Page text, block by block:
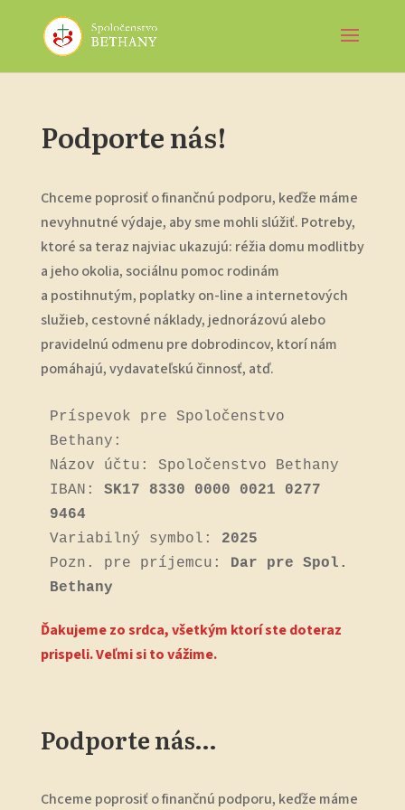
Podporte nás!
Chceme poprosiť o finančnú podporu, keďže máme
nevyhnutné výdaje, aby sme mohli slúžiť. Potreby,
ktoré sa teraz najviac ukazujú: réžia domu modlitby
a jeho okolia, sociálnu pomoc rodinám
a postihnutým, poplatky on-line a internetových
služieb, cestovné náklady, jednorázovú alebo
pravidelnú odmenu pre dobrodincov, ktorí nám
pomáhajú, vydavateľskú činnosť, atď.
Príspevok pre Spoločenstvo
Bethany:
Názov účtu: Spoločenstvo Bethany
IBAN: SK17 8330 0000 0021 0277
9464
Variabilný symbol: 2025
Pozn. pre príjemcu:
Dar pre Spol.
Bethany
Ďakujeme zo srdca, všetkým ktorí ste doteraz
prispeli. Veľmi si to vážime.
Podporte nás…
Chceme poprosiť o finančnú podporu, keďže máme